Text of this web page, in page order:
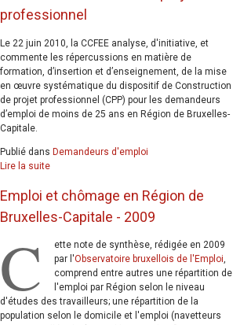
professionnel
Le 22 juin 2010, la CCFEE analyse, d'initiative, et
commente les répercussions en matière de
formation, d’insertion et d’enseignement, de la mise
en œuvre systématique du dispositif de Construction
de projet professionnel (CPP) pour les demandeurs
d’emploi de moins de 25 ans en Région de Bruxelles-
Capitale.
Publié dans Demandeurs d'emploi
Lire la suite
Emploi et chômage en Région de
Bruxelles-Capitale - 2009
C
ette note de synthèse, rédigée en 2009
par l'Observatoire bruxellois de l'Emploi,
comprend entre autres une répartition de
l'emploi par Région selon le niveau
d'études des travailleurs; une répartition de la
population selon le domicile et l'emploi (navetteurs